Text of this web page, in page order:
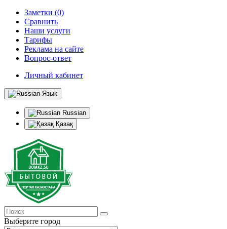
Заметки (0)
Сравнить
Наши услуги
Тарифы
Реклама на сайте
Вопрос-ответ
Личный кабинет
Язык
Russian
Қазақ
Выберите город